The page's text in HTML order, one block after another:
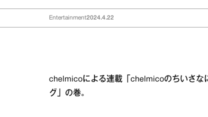
Entertainment2024.4.22
chelmicoによる連載「chelmicoのちいさな
グ」の巻。